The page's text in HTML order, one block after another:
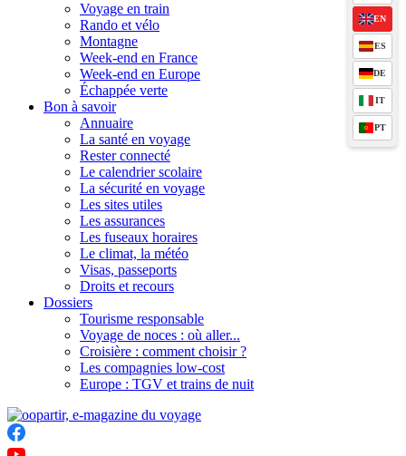
Voyage en train
Rando et vélo
Montagne
Week-end en France
Week-end en Europe
Échappée verte
Bon à savoir
Annuaire
La santé en voyage
Rester connecté
Le calendrier scolaire
La sécurité en voyage
Les sites utiles
Les assurances
Les fuseaux horaires
Le climat, la météo
Visas, passeports
Droits et recours
Dossiers
Tourisme responsable
Voyage de noces : où aller...
Croisière : comment choisir ?
Les compagnies low-cost
Europe : TGV et trains de nuit
EN
ES
DE
IT
PT